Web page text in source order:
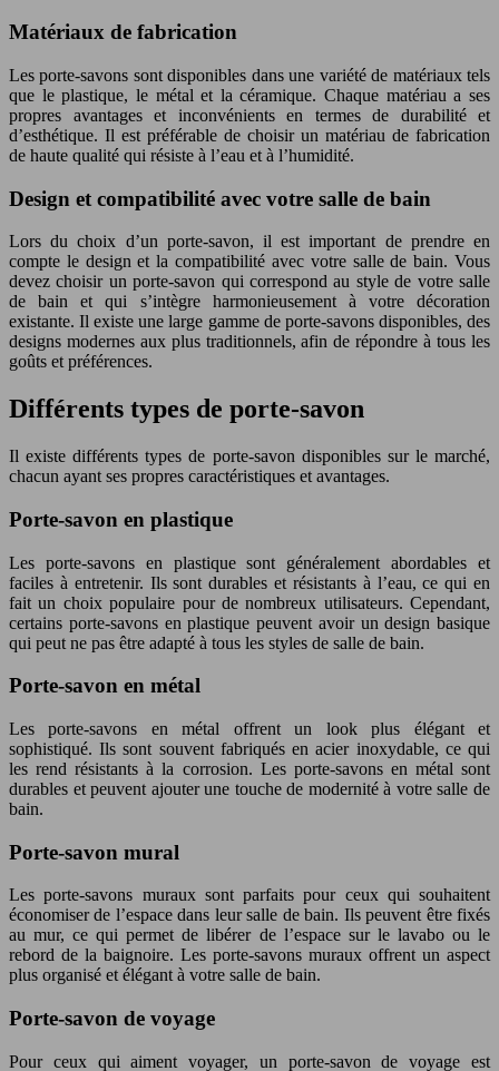
Matériaux de fabrication
Les porte-savons sont disponibles dans une variété de matériaux tels
que le plastique, le métal et la céramique. Chaque matériau a ses
propres avantages et inconvénients en termes de durabilité et
d’esthétique. Il est préférable de choisir un matériau de fabrication
de haute qualité qui résiste à l’eau et à l’humidité.
Design et compatibilité avec votre salle de bain
Lors du choix d’un porte-savon, il est important de prendre en
compte le design et la compatibilité avec votre salle de bain. Vous
devez choisir un porte-savon qui correspond au style de votre salle
de bain et qui s’intègre harmonieusement à votre décoration
existante. Il existe une large gamme de porte-savons disponibles, des
designs modernes aux plus traditionnels, afin de répondre à tous les
goûts et préférences.
Différents types de porte-savon
Il existe différents types de porte-savon disponibles sur le marché,
chacun ayant ses propres caractéristiques et avantages.
Porte-savon en plastique
Les porte-savons en plastique sont généralement abordables et
faciles à entretenir. Ils sont durables et résistants à l’eau, ce qui en
fait un choix populaire pour de nombreux utilisateurs. Cependant,
certains porte-savons en plastique peuvent avoir un design basique
qui peut ne pas être adapté à tous les styles de salle de bain.
Porte-savon en métal
Les porte-savons en métal offrent un look plus élégant et
sophistiqué. Ils sont souvent fabriqués en acier inoxydable, ce qui
les rend résistants à la corrosion. Les porte-savons en métal sont
durables et peuvent ajouter une touche de modernité à votre salle de
bain.
Porte-savon mural
Les porte-savons muraux sont parfaits pour ceux qui souhaitent
économiser de l’espace dans leur salle de bain. Ils peuvent être fixés
au mur, ce qui permet de libérer de l’espace sur le lavabo ou le
rebord de la baignoire. Les porte-savons muraux offrent un aspect
plus organisé et élégant à votre salle de bain.
Porte-savon de voyage
Pour ceux qui aiment voyager, un porte-savon de voyage est